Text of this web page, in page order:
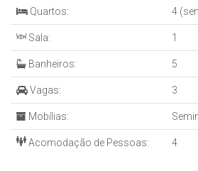
– Portaria
– ⁠⁠Gerador
– ⁠Elevador
– ⁠200m do mar
– ⁠Portão eletrônico
– ⁠18 Pavimentos tipo
– ⁠⁠Entrada para banhistas
– ⁠⁠Armário de praia privativo
Quartos: 4
Sala: 1
Banheiros: 5
Vagas: 3
Mobílias:
Acomodação de Pessoas: 4